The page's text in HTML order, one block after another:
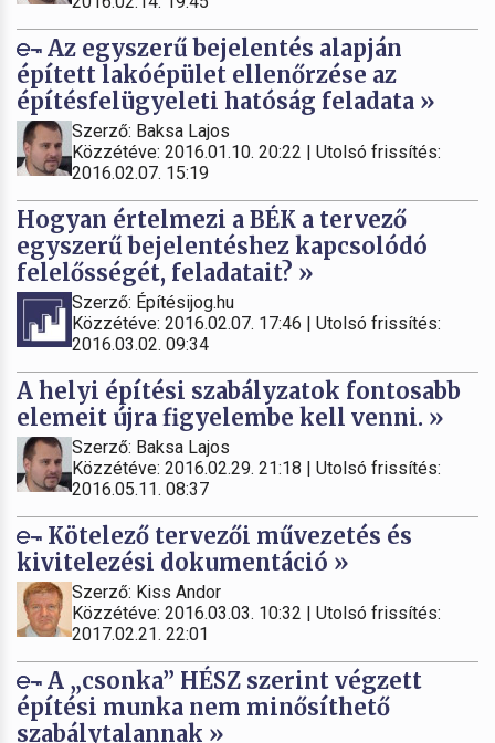
Az egyszerű bejelentés alapján
épített lakóépület ellenőrzése az
építésfelügyeleti hatóság feladata »
Szerző: Baksa Lajos
Közzétéve: 2016.01.10. 20:22 | Utolsó frissítés:
2016.02.07. 15:19
Hogyan értelmezi a BÉK a tervező
egyszerű bejelentéshez kapcsolódó
felelősségét, feladatait? »
Szerző: Építésijog.hu
Közzétéve: 2016.02.07. 17:46 | Utolsó frissítés:
2016.03.02. 09:34
A helyi építési szabályzatok fontosabb
elemeit újra figyelembe kell venni. »
Szerző: Baksa Lajos
Közzétéve: 2016.02.29. 21:18 | Utolsó frissítés:
2016.05.11. 08:37
Kötelező tervezői művezetés és
kivitelezési dokumentáció »
Szerző: Kiss Andor
Közzétéve: 2016.03.03. 10:32 | Utolsó frissítés:
2017.02.21. 22:01
A „csonka” HÉSZ szerint végzett
építési munka nem minősíthető
szabálytalannak »